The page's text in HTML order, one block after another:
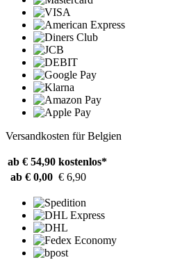
Versandkosten für Belgien
ab € 54,90 kostenlos*
ab € 0,00 € 6,90